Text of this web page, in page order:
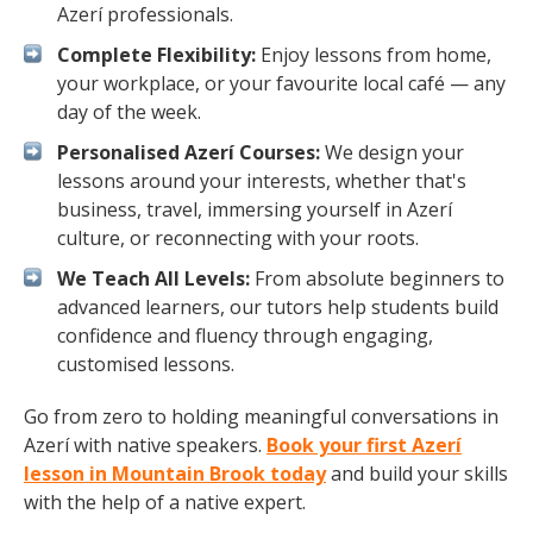
Azerí professionals.
Complete Flexibility: Enjoy lessons from home,
your workplace, or your favourite local café — any
day of the week.
Personalised Azerí Courses:We design your
lessons around your interests, whether that's
business, travel, immersing yourself in Azerí
culture, or reconnecting with your roots.
We Teach All Levels: From absolute beginners to
advanced learners, our tutors help students build
confidence and fluency through engaging,
customised lessons.
Go from zero to holding meaningful conversations in
Azerí with native speakers. Book your first Azerí
lesson in Mountain Brook todayand build your skills
with the help of a native expert.